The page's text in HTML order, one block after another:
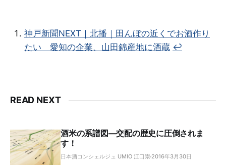
神戸新聞NEXT｜北播｜田んぼの近くでお酒作り
たい 愛知の企業、山田錦産地に酒蔵 ↩︎
READ NEXT
酒米の系譜図―交配の歴史に圧倒されま
す！
日本酒コンシェルジュ UMIO 江口崇 2016年3月30日